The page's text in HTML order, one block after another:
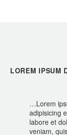
LOREM IPSUM
…Lorem
adipisicing
labore et
veniam,